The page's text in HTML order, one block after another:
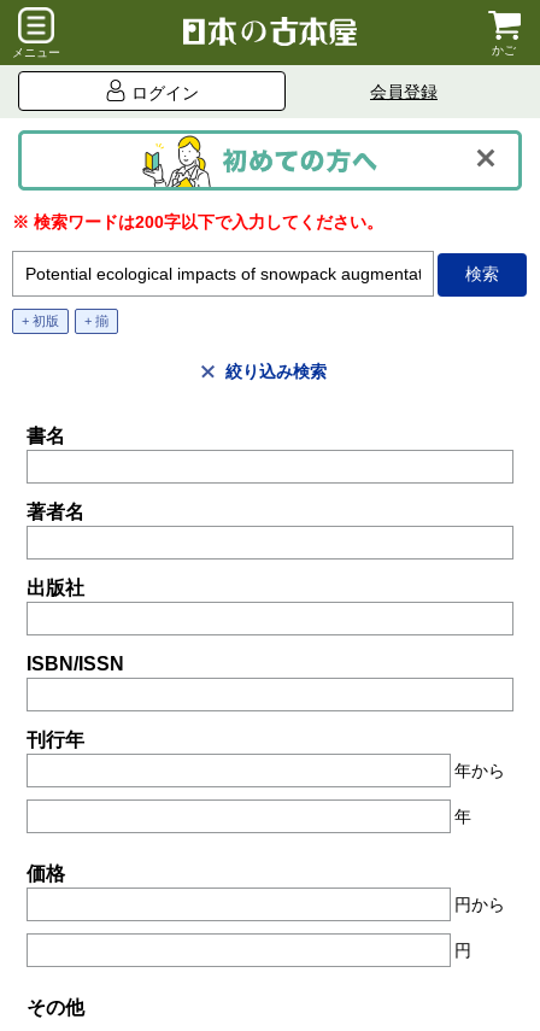
メニュー かご
ログイン 会員登録
※ 検索ワードは200字以下で入力してください。
+ 初版 + 揃
絞り込み検索
書名
著者名
出版社
ISBN/ISSN
刊行年
年から
年
価格
円から
円
その他